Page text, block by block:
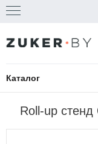
Каталог
Roll-up